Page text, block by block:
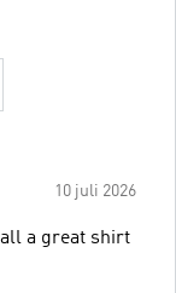
10 juli 2026
a great shirt